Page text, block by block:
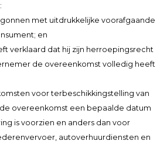
met uitdrukkelijke voorafgaande
en
verklaard dat hij zijn herroepingsrecht
de overeenkomst volledig heeft
voor terbeschikkingstelling van
overeenkomst een bepaalde datum
is voorzien en anders dan voor
autoverhuurdiensten en